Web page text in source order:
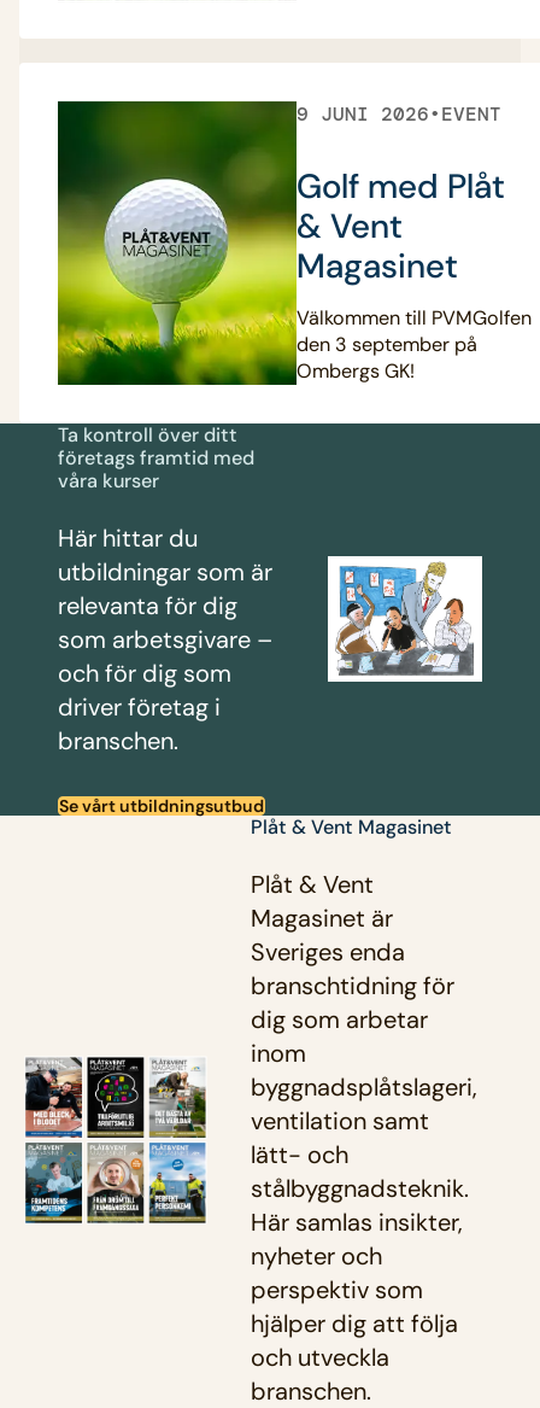
9 JUNI 2026 EVENT
Golf med Plåt
& Vent
Magasinet
Välkommen till PVMGolfen
den 3 september på
Ombergs GK!
Ta kontroll över ditt
företags framtid med
våra kurser
Här hittar du
utbildningar som är
relevanta för dig
som arbetsgivare –
och för dig som
driver företag i
branschen.
Se vårt utbildningsutbud
Plåt & Vent Magasinet
Plåt & Vent
Magasinet är
Sveriges enda
branschtidning för
dig som arbetar
inom
byggnadsplåtslageri,
ventilation samt
lätt- och
stålbyggnadsteknik.
Här samlas insikter,
nyheter och
perspektiv som
hjälper dig att följa
och utveckla
branschen.